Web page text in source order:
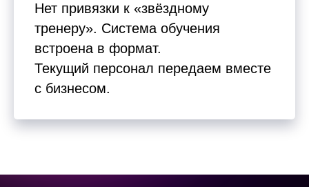
Нет привязки к «звёздному
тренеру». Система обучения
встроена в формат.
Текущий персонал передаем вместе
с бизнесом.